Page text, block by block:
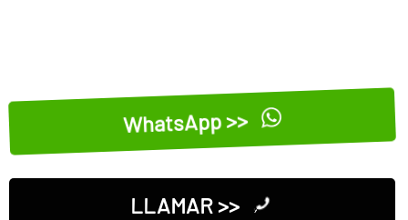
WhatsApp >>
LLAMAR >>